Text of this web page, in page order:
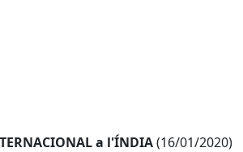
a l'ÍNDIA(16/01/2020)